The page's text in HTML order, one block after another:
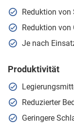
Reduktion
Reduktion von
Je nach
Produktivität
Reduzierter
Geringere